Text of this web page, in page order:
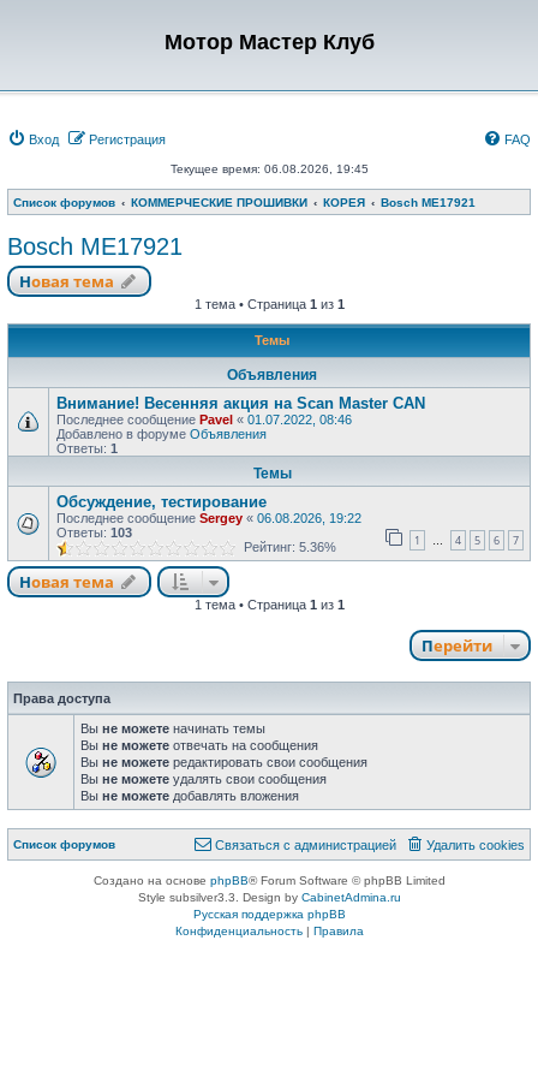
Мотор Мастер Клуб
Вход Регистрация FAQ
Текущее время: 06.08.2026, 19:45
Список форумов КОММЕРЧЕСКИЕ ПРОШИВКИ КОРЕЯ Bosch ME17921
Bosch ME17921
Новая тема
1 тема • Страница 1 из 1
Темы
Объявления
Внимание! Весенняя акция на Scan Master CAN
Последнее сообщение Pavel « 01.07.2022, 08:46
Добавлено в форуме Объявления
Ответы: 1
Темы
Обсуждение, тестирование
Последнее сообщение Sergey « 06.08.2026, 19:22
Ответы: 103 1 … 4 5 6 7
Рейтинг: 5.36%
Новая тема
1 тема • Страница 1 из 1
Перейти
Права доступа
Вы не можете начинать темы
Вы не можете отвечать на сообщения
Вы не можете редактировать свои сообщения
Вы не можете удалять свои сообщения
Вы не можете добавлять вложения
Список форумов Удалить cookies
Связаться с администрацией
Создано на основе phpBB® Forum Software © phpBB Limited
Style subsilver3.3. Design by CabinetAdmina.ru
Русская поддержка phpBB
Конфиденциальность| Правила